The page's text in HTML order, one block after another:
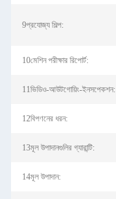
9প্রযোজ্য শিল্প:
10মেশিন পরীক্ষার রিপোর্ট:
11ভিডিও-আউটগোয়িং-ইনসপেকশন:
12বিপণনের ধরন:
13মূল উপাদানগুলির গ্যারান্টি:
14মূল উপাদান: